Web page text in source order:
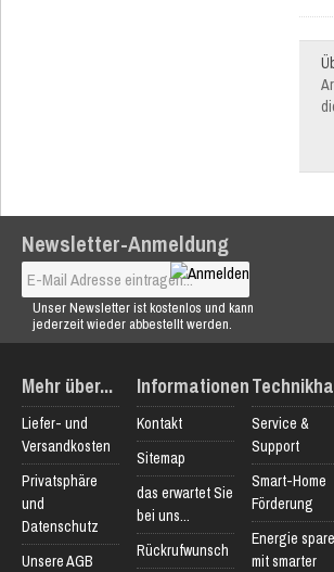
Newsletter-Anmeldung
Unser Newsletter ist kostenlos und kann
jederzeit wieder abbestellt werden.
Mehr über...
Liefer- und
Versandkosten
Privatsphäre
und
Datenschutz
Unsere AGB
Informationen
Kontakt
Sitemap
das erwartet Sie
bei uns...
Rückrufwunsch
Service &
Support
Smart-Home
Förderung
Energie
mit smarter